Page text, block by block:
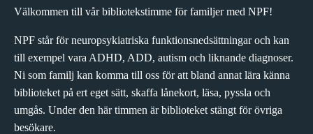
Välkommen till vår bibliotekstimme för familjer med NPF!
NPF står för neuropsykiatriska funktionsnedsättningar och kan
till exempel vara ADHD, ADD, autism och liknande diagnoser.
Ni som familj kan komma till oss för att bland annat lära känna
biblioteket på ert eget sätt, skaffa lånekort, läsa, pyssla och
umgås. Under den här timmen är biblioteket stängt för övriga
besökare.